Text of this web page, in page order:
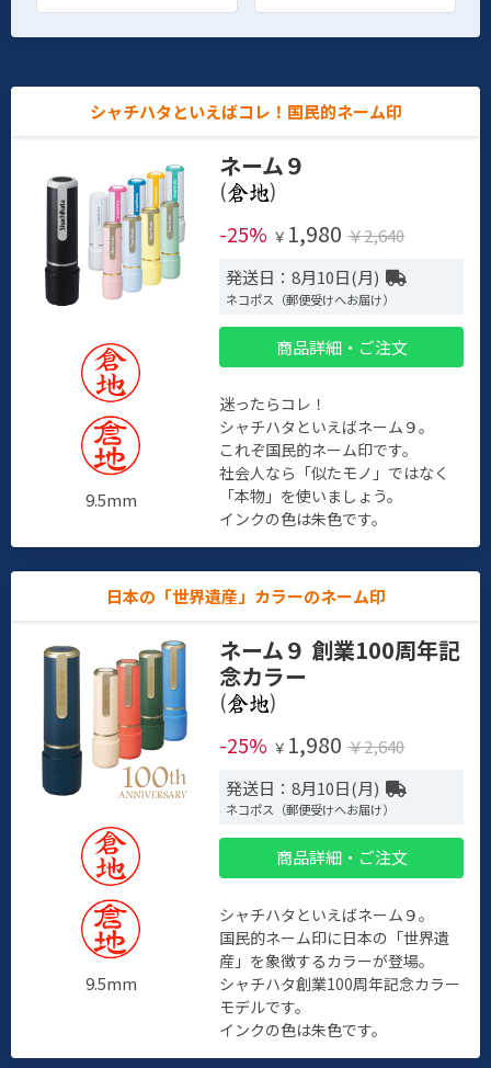
シャチハタといえばコレ！国民的ネーム印
9.5mm
ネーム９
(
)
-25% ￥ 1,980 ￥2,640
発送日：8月10日(月)
ネコポス（郵便受けへお届け）
商品詳細・ご注文
迷ったらコレ！
シャチハタといえばネーム９。
これぞ国民的ネーム印です。
社会人なら「似たモノ」ではなく
「本物」を使いましょう。
インクの色は朱色です。
日本の「世界遺産」カラーのネーム印
9.5mm
ネーム９ 創業100周年記
念カラー
(
)
-25% ￥ 1,980 ￥2,640
発送日：8月10日(月)
ネコポス（郵便受けへお届け）
商品詳細・ご注文
シャチハタといえばネーム９。
国民的ネーム印に日本の「世界遺
産」を象徴するカラーが登場。
シャチハタ創業100周年記念カラー
モデルです。
インクの色は朱色です。